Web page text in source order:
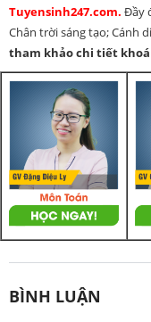
Tuyensinh247.com. Đầy
Chân trời sáng tạo; Cánh
tham khảo chi tiết
BÌNH LUẬN